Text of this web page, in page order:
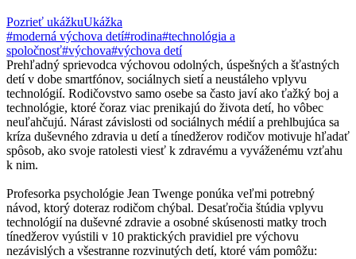
Pozrieť ukážkuUkážka
#moderná výchova detí#rodina#technológia a
spoločnosť#výchova#výchova detí
Prehľadný sprievodca výchovou odolných, úspešných a šťastných
detí v dobe smartfónov, sociálnych sietí a neustáleho vplyvu
technológií. Rodičovstvo samo osebe sa často javí ako ťažký boj a
technológie, ktoré čoraz viac prenikajú do života detí, ho vôbec
neuľahčujú. Nárast závislosti od sociálnych médií a prehlbujúca sa
kríza duševného zdravia u detí a tínedžerov rodičov motivuje hľadať
spôsob, ako svoje ratolesti viesť k zdravému a vyváženému vzťahu
k nim.
Profesorka psychológie Jean Twenge ponúka veľmi potrebný
návod, ktorý doteraz rodičom chýbal. Desaťročia štúdia vplyvu
technológií na duševné zdravie a osobné skúsenosti matky troch
tínedžerov vyústili v 10 praktických pravidiel pre výchovu
nezávislých a všestranne rozvinutých detí, ktoré vám pomôžu: